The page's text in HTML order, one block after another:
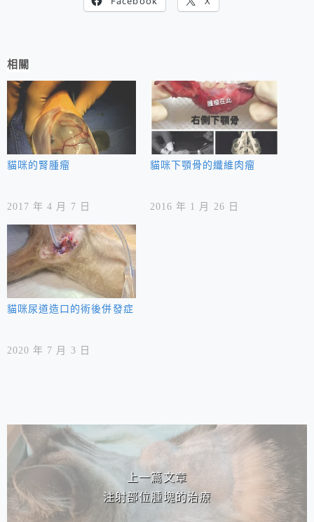
相關
貓咪的腎腫瘤
2017 年 4 月 7 日
貓咪下顎骨的纖維肉瘤
2016 年 1 月 26 日
貓咪尿道造口的術後併發症
2020 年 7 月 3 日
相連文章
上一篇文章
注射部位腫塊的治療